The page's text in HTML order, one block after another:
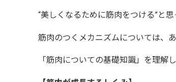
“美しくなるために筋肉をつける”と思
筋肉のつくメカニズムについては、
「筋肉についての基礎知識」を理解